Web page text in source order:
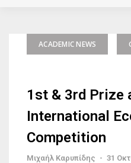
ACADEMIC NEWS
1st & 3rd Prize
International
Competition
Μιχαήλ Καρυπίδης - 31